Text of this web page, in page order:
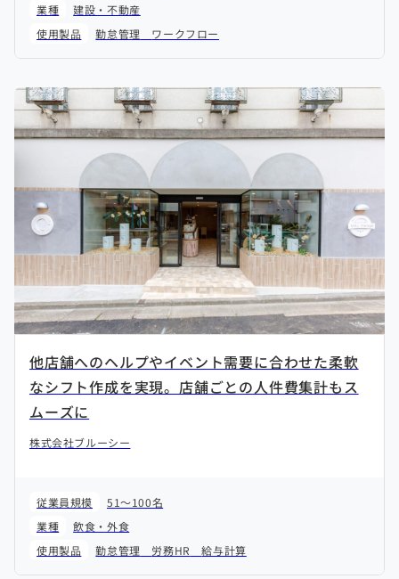
業種
建設・不動産
使用製品
勤怠管理 ワークフロー
他店舗へのヘルプやイベント需要に合わせた柔軟
なシフト作成を実現。店舗ごとの人件費集計もス
ムーズに
株式会社ブルーシー
従業員規模
51～100名
業種
飲食・外食
使用製品
勤怠管理 労務HR 給与計算